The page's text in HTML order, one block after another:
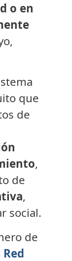
o en
que
de
,
de
,
social.
de
Red